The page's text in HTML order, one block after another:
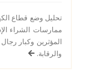
تحليل وضع قطاع
ممارسات الشراء
المؤثرين وكبار
والرقابة.